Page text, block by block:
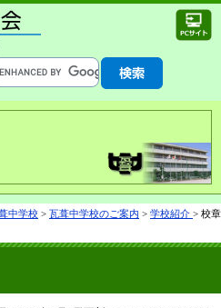
中学校 > 瓦葺中学校のご案内 > 学校紹介 > 校章